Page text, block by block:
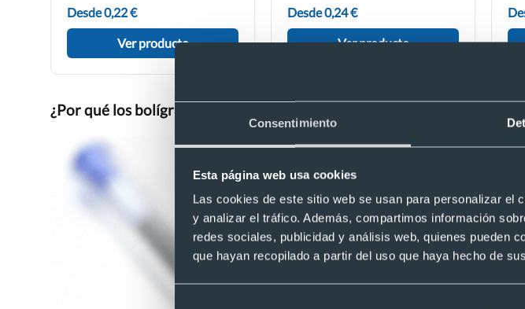
Consentimiento
Esta página web usa cookies
Las cookies de este sitio web se usan para personalizar el
y analizar el tráfico. Además, compartimos información
redes sociales, publicidad y análisis web, quienes pueden
que hayan recopilado a partir del uso que haya hecho de
Desde 0,22 €
Ver producto
Desde 0,24 €
Ver producto
¿Por qué los bolígrafos BIC tienen un agujero en la tapa?